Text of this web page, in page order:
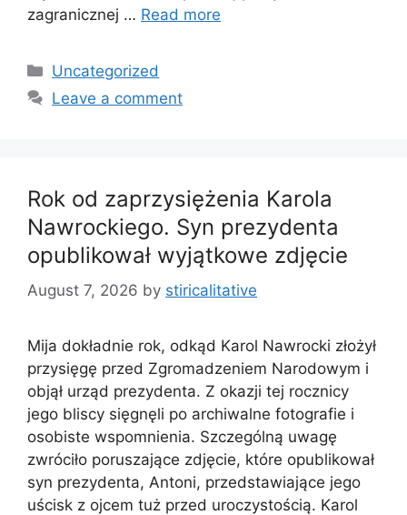
zagranicznej … Read more
Categories
Uncategorized
Leave a comment
Rok od zaprzysiężenia Karola
Nawrockiego. Syn prezydenta
opublikował wyjątkowe zdjęcie
August 7, 2026 by stiricalitative
Mija dokładnie rok, odkąd Karol Nawrocki złożył
przysięgę przed Zgromadzeniem Narodowym i
objął urząd prezydenta. Z okazji tej rocznicy
jego bliscy sięgnęli po archiwalne fotografie i
osobiste wspomnienia. Szczególną uwagę
zwróciło poruszające zdjęcie, które opublikował
syn prezydenta, Antoni, przedstawiające jego
uścisk z ojcem tuż przed uroczystością. Karol